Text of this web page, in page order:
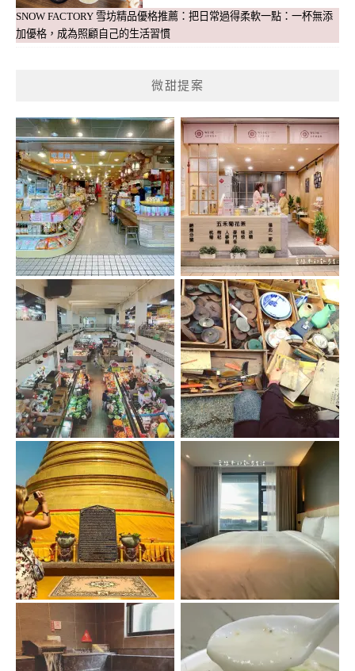
SNOW FACTORY 雪坊精品優格推薦：把日常過得柔軟一點：一杯無添
加優格，成為照顧自己的生活習慣
微甜提案